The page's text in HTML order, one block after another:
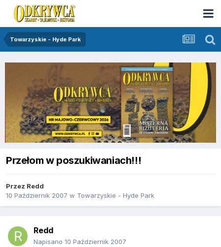
Towarzyskie - Hyde Park
Przełom w poszukiwaniach!!!
Przez Redd
10 Październik 2007 w Towarzyskie - Hyde Park
Redd
Napisano 10 Październik 2007